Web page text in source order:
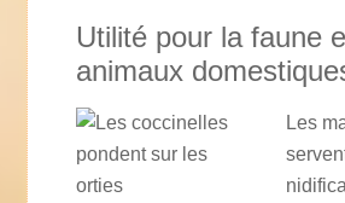
Utilité pour la faune
animaux
Les